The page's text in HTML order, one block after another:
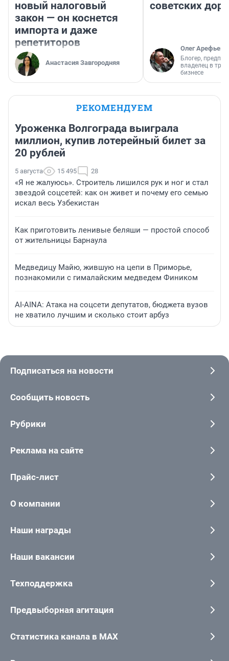
новый налоговый
закон — он коснется
импорта и даже
репетиторов
Анастасия Завгородняя
советских
Олег Арефьев
Блогер,
владелец в
бизнесе
РЕКОМЕНДУЕМ
Уроженка Волгограда выиграла
миллион, купив лотерейный билет за
20 рублей
5 августа 15 495 28
«Я не жалуюсь». Строитель лишился рук и ног и стал
звездой соцсетей: как он живет и почему его семью
искал весь Узбекистан
Как приготовить ленивые беляши — простой способ
от жительницы Барнаула
Медведицу Майю, жившую на цепи в Приморье,
познакомили с гималайским медведем Фиником
AI-AINA: Атака на соцсети депутатов, бюджета вузов
не хватило лучшим и сколько стоит арбуз
Подписаться на новости
Сообщить новость
Рубрики
Реклама на сайте
Прайс-лист
О компании
Наши награды
Наши вакансии
Техподдержка
Предвыборная агитация
Статистика канала в MAX